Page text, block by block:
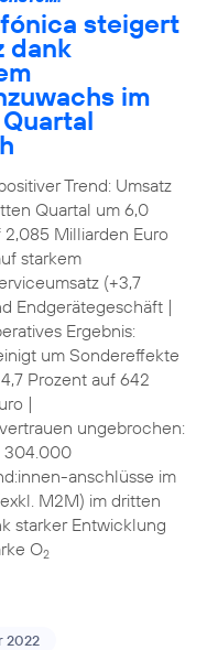
steigert
dank
im
Trend: Umsatz
Quartal um 6,0
2,085 Milliarden Euro
starkem
(+3,7
Endgerätegeschäft |
Ergebnis:
um Sondereffekte
Prozent auf 642
|
ungebrochen:
304.000
anschlüsse im
M2M) im dritten
starker Entwicklung
O2
2022